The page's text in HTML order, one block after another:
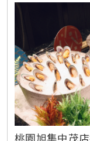
新竹巨城買一送
到壢小故事森林
於此，提